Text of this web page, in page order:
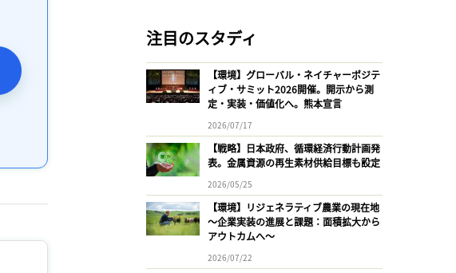
注目のスタディ
【環境】グローバル・ネイチャーポジテ
ィブ・サミット2026開催。開示から測
定・実装・価値化へ。熊本宣言
2026/07/17
【戦略】日本政府、循環経済行動計画発
表。金属資源の再生素材供給目標も設定
2026/05/25
【環境】リジェネラティブ農業の現在地
〜企業実装の進展と課題：面積拡大から
アウトカムへ〜
2026/07/22